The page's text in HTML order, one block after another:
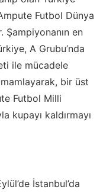
Futbol Dünya
Şampiyonanın en
A Grubu’nda
ile mücadele
bir üst
Futbol Milli
kupayı kaldırmayı
İstanbul’da